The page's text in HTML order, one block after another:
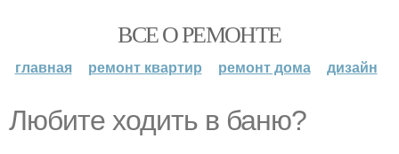
ВСЕ О РЕМОНТЕ
главная ремонт квартир ремонт дома дизайн
Любите ходить в баню?